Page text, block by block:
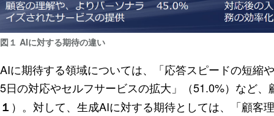
図１ AIに対する期待の違い
AIに期待する領域については、「応答スピードの短縮
5日の対応やセルフサービスの拡大」（51.0%）など
１ ）。対して、生成AIに対する期待としては、「顧客